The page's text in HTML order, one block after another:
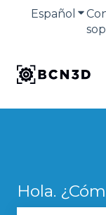
Español
Hola.